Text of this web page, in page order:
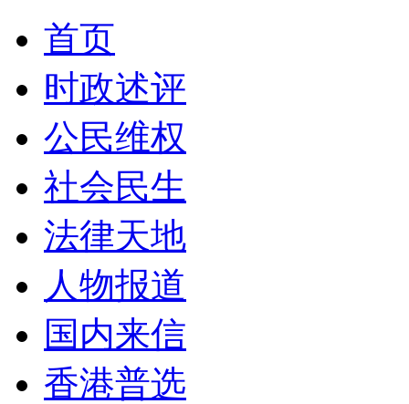
首页
时政述评
公民维权
社会民生
法律天地
人物报道
国内来信
香港普选